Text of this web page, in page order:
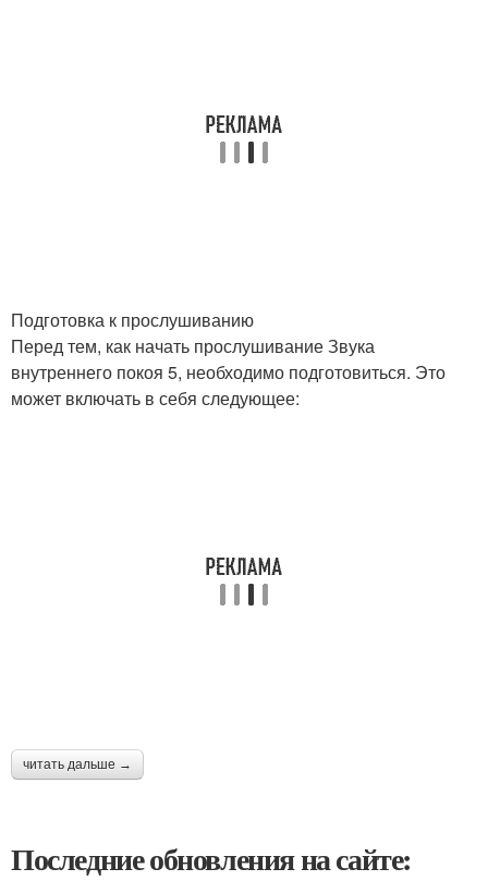
Подготовка к прослушиванию
Перед тем, как начать прослушивание Звука
внутреннего покоя 5, необходимо подготовиться. Это
может включать в себя следующее:
читать дальше →
Последние обновления на сайте: